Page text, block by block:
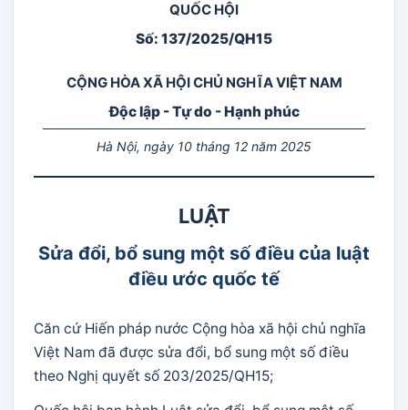
QUỐC HỘI
Số: 137/2025/QH15
CỘNG HÒA XÃ HỘI CHỦ NGHĨA VIỆT NAM
Độc lập - Tự do - Hạnh phúc
Hà Nội, ngày 10 tháng 12 năm 2025
LUẬT
Sửa đổi, bổ sung một số điều của luật
điều ước quốc tế
Căn cứ Hiến pháp nước Cộng hòa xã hội chủ nghĩa
Việt Nam đã được sửa đổi, bổ sung một số điều
theo Nghị quyết số 203/2025/QH15;